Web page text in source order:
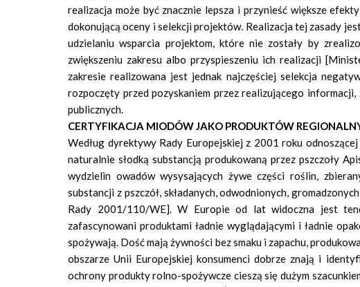
realizacja może być znacznie lepsza i przynieść większe
dokonującą oceny i selekcji projektów. Realizacja tej zasady
udzielaniu wsparcia projektom, które nie zostały by
zwiększeniu zakresu albo przyspieszeniu ich realizacji
zakresie realizowana jest jednak najczęściej selekcja
rozpoczęty przed pozyskaniem przez realizującego
publicznych.
CERTYFIKACJA MIODÓW JAKO PRODUKTÓW
Według dyrektywy Rady Europejskiej z 2001 roku
naturalnie słodką substancją produkowaną przez pszczoły
wydzielin owadów wysysających żywe części roślin,
substancji z pszczół, składanych, odwodnionych,
Rady 2001/110/WE]. W Europie od lat widoczna jest
zafascynowani produktami ładnie wyglądającymi i ładnie
spożywają. Dość mają żywności bez smaku i zapachu,
obszarze Unii Europejskiej konsumenci dobrze znają i
ochrony produkty rolno-spożywcze cieszą się dużym